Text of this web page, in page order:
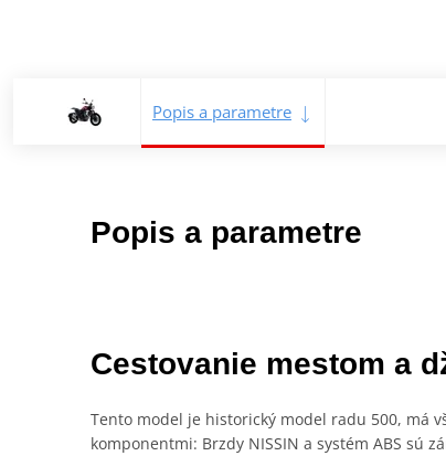
Popis a parametre
Popis a parametre
Cestovanie mestom a
Tento model je historický model radu 500, má
komponentmi: Brzdy NISSIN a systém ABS sú